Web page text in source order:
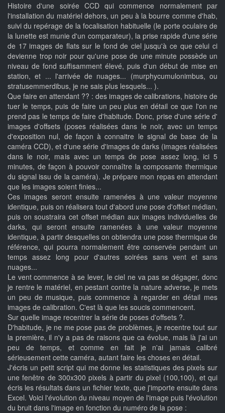
Histoire d'une soirée CCD qui commence normalement par
l'installation du matériel dehors, un peu à la bourre comme d'hab,
suivi du repérage de la focalisation habituelle (le porte oculaire de
la lunette est munie d'un comparateur), la prise rapide d'une série
de 17 images de flats sur le fond de ciel jusqu'à ce que celui ci
devienne trop noir pour qu'une pose de une minute possède un
niveau de fond suffisamment élevé, puis d'un début de mise en
station, et ... l'arrivée de nuages... (murphycumulonimbus, ou
stratusemmerdibus, je ne sais plus lesquels... ).
Que faire en attendant ?? : des images de calibrations, histoire de
tuer le temps, puis de faire un peu plus en détail ce que l'on ne
prend pas le temps de faire d'habitude. Donc, prise d'une série d'
images d'offsets (poses réalisées dans le noir, avec un temps
d'exposition nul, de façon à connaitre le signal de base de la
caméra CCD), et d'une série d'images de darks (images réalisées
dans le noir, mais avec un temps de pose assez long, ici 5
minutes, de façon à pouvoir connaître la composante thermique
du signal issu de la caméra). Je prépare mon repas en attendant
que les images soient finies...
Ces images seront ensuite ramenées à une valeur moyenne
identique, puis on réalisera tout d'abord une pose d'offset médian,
puis on soustraira cet offset médian aux images individuelles de
darks, qui seront ensuite ramenées à une valeur moyenne
identique, à partir desquelles on obtiendra une pose thermique de
référence, qui pourra normalement être conservée pendant un
temps assez long pour d'autres soirées sans vent et sans
nuages...
Le vent commence à se lever, le ciel ne va pas se dégager, donc
je rentre le matériel, en pestant contre la nature adverse, je mets
un peu de musique, puis commence à regarder en détail mes
images de calibration. C'est là que les soucis commencent.
Sur quelle image recentrer la série de poses d'offsets ?.
D'habitude, je ne me pose pas de problèmes, je recentre tout sur
la première, il n'y a pas de raisons que ca évolue, mais là j'ai un
peu de temps, et comme en fait je n'ai jamais calibré
sérieusement cette caméra, autant faire les choses en détail.
J'écris un petit script qui me donne les statistiques des pixels sur
une fenêtre de 300x300 pixels à partir du pixel (100,100), et qui
écris les résultats dans un fichier texte, que j'importe ensuite dans
Excel. Voici l'évolution du niveau moyen de l'image puis l'évolution
du bruit dans l'image en fonction du numéro de la pose :